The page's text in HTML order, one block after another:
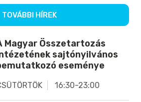
TOVÁBBI HÍREK
Magyar Összetartozás
sajtónyilvános
eseménye
16:30-23:00